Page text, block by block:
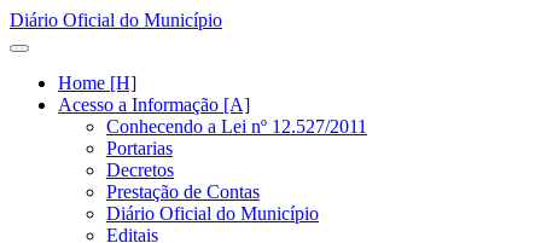
Diário Oficial do Município
Home [H]
Acesso a Informação [A]
Conhecendo a Lei nº 12.527/2011
Portarias
Decretos
Prestação de Contas
Diário Oficial do Município
Editais